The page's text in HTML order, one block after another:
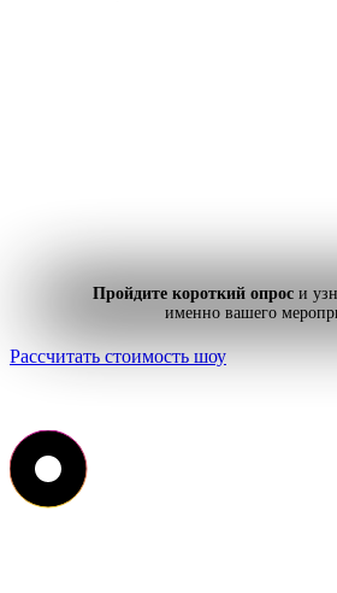
Пройдите короткий опроси
именно вашего
Рассчитать стоимость шоу